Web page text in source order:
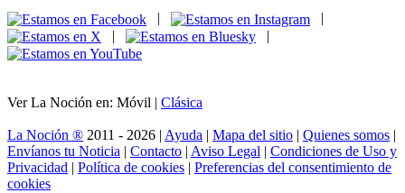
|
|
Ver La Noción en: Móvil | Clásica
La Noción ® 2011 - 2026 | Ayuda | Mapa del sitio | Quienes somos |
Envíanos tu Noticia | Contacto | Aviso Legal | Condiciones de Uso y
Privacidad | Política de cookies | Preferencias del consentimiento de
cookies